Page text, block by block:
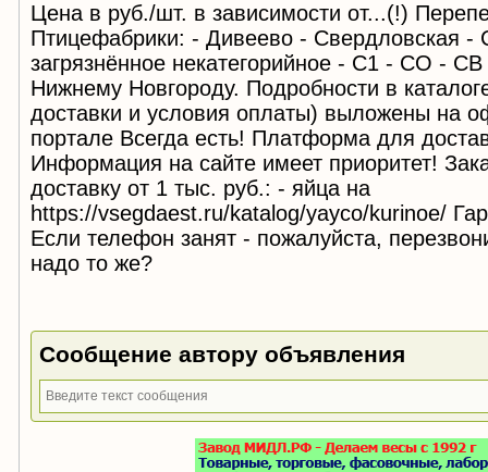
Цена в руб./шт. в зависимости от...(!)
Птицефабрики: - Дивеево - Свердловская -
загрязнённое некатегорийное - С1 - СО -
Нижнему Новгороду. Подробности в
доставки и условия оплаты) выложены на
портале Всегда есть! Платформа для
Информация на сайте имеет приоритет!
доставку от 1 тыс. руб.: - яйца на
https://vsegdaest.ru/katalog/yayco/kurinoe/
Если телефон занят - пожалуйста,
надо то же?
Сообщение автору объявления